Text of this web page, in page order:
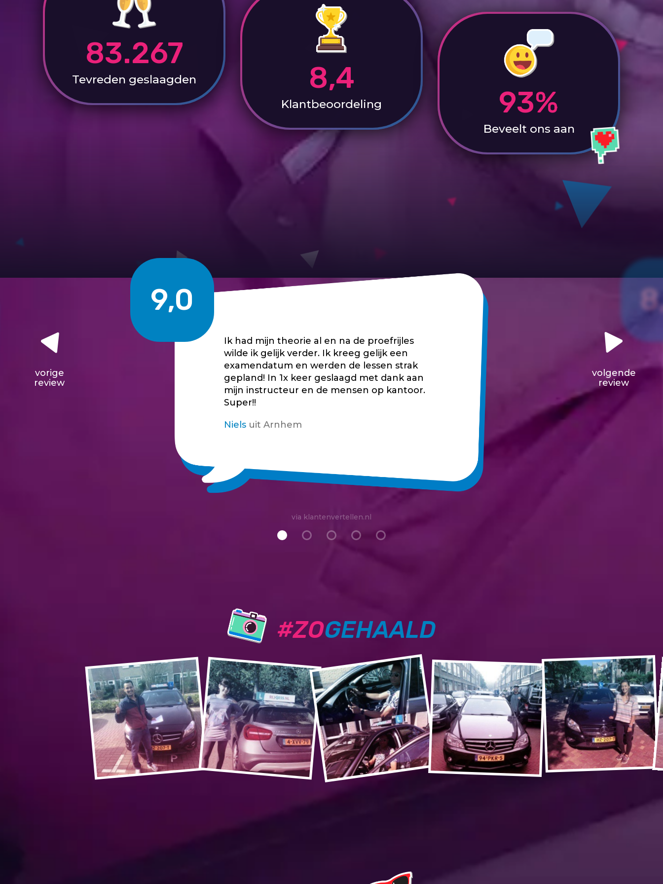
83.267
Tevreden geslaagden 8,4
Klantbeoordeling 93%
Beveelt ons aan
9,0
Ik had mijn theorie al en na de proefrijles
wilde ik gelijk verder. Ik kreeg gelijk een
examendatum en werden de lessen strak
gepland! In 1x keer geslaagd met dank aan
mijn instructeur en de mensen op kantoor.
Super!!
Niels uit Arnhem
vorige
review
volgende
review
via klantenvertellen.nl
#ZOGEHAALD